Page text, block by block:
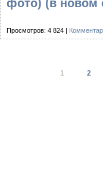
фото) (в новом
Просмотров: 4 824 |
1 2